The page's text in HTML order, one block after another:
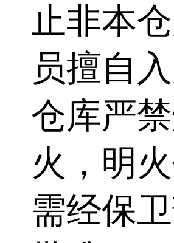
止非本
员擅自入
仓库严
火，明
需经保